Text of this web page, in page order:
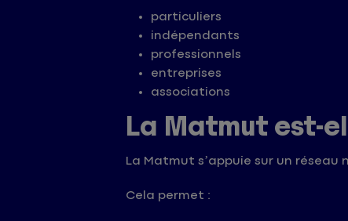
particuliers
indépendants
professionnels
entreprises
associations
La Matmut est-
La Matmut s’appuie sur un
Cela permet :